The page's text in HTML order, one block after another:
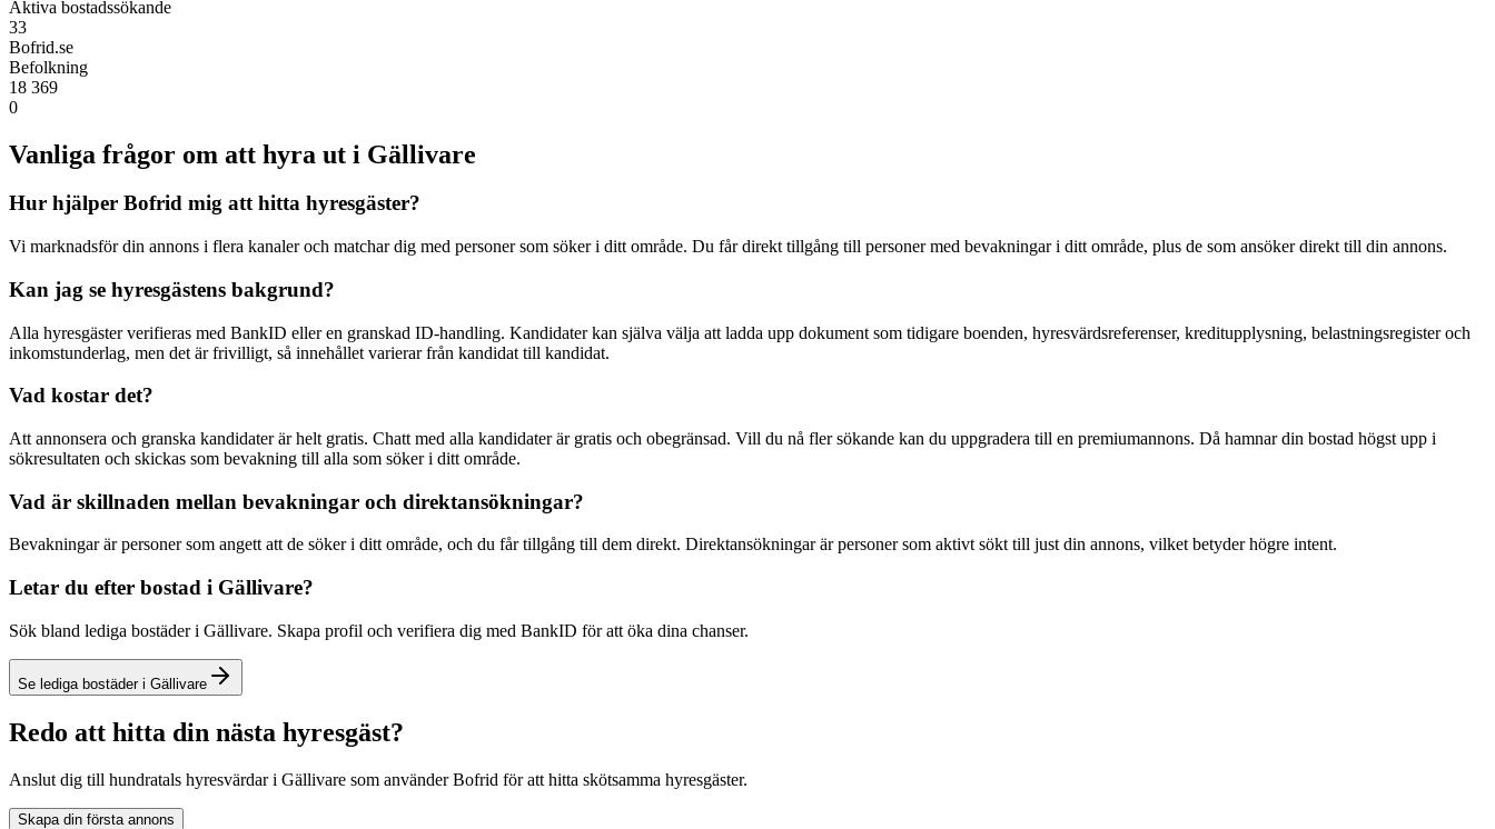
Aktiva bostadssökande
33
Bofrid.se
Befolkning
18 369
0
Vanliga frågor om att hyra ut i Gällivare
Hur hjälper Bofrid mig att hitta hyresgäster?
Vi marknadsför din annons i flera kanaler och matchar dig med personer som söker i ditt område. Du får direkt tillgång till personer med bevakningar i ditt område, plus de som ansöker direkt till din annons.
Kan jag se hyresgästens bakgrund?
Alla hyresgäster verifieras med BankID eller en granskad ID-handling. Kandidater kan själva välja att ladda upp dokument som tidigare boenden, hyresvärdsreferenser, kreditupplysning, belastningsregister och
inkomstunderlag, men det är frivilligt, så innehållet varierar från kandidat till kandidat.
Vad kostar det?
Att annonsera och granska kandidater är helt gratis. Chatt med alla kandidater är gratis och obegränsad. Vill du nå fler sökande kan du uppgradera till en premiumannons. Då hamnar din bostad högst upp i
sökresultaten och skickas som bevakning till alla som söker i ditt område.
Vad är skillnaden mellan bevakningar och direktansökningar?
Bevakningar är personer som angett att de söker i ditt område, och du får tillgång till dem direkt. Direktansökningar är personer som aktivt sökt till just din annons, vilket betyder högre intent.
Letar du efter bostad i Gällivare?
Sök bland lediga bostäder i Gällivare. Skapa profil och verifiera dig med BankID för att öka dina chanser.
Se lediga bostäder i Gällivare
Redo att hitta din nästa hyresgäst?
Anslut dig till hundratals hyresvärdar i Gällivare som använder Bofrid för att hitta skötsamma hyresgäster.
Skapa din första annons